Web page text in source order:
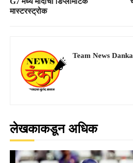
मास्टरस्ट्रोक
Team News Danka
लेखकाकडून अधिक